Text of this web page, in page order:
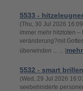
5533 -
(Thu, 30 Jul 2026
immer mehr hitztoten
veränderung?mit
überwinden ... ... [mehr
5532 - smart
(Wed, 29 Jul 2026
seebehinderte